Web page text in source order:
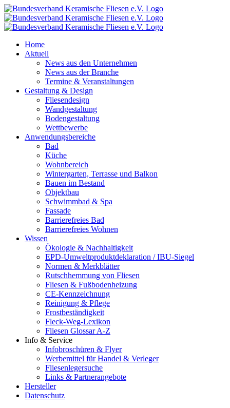
Zum
Inhalt
springen
Home
Aktuell
News aus den Unternehmen
News aus der Branche
Termine & Veranstaltungen
Gestaltung & Design
Fliesendesign
Wandgestaltung
Bodengestaltung
Wettbewerbe
Anwendungsbereiche
Bad
Küche
Wohnbereich
Wintergarten, Terrasse und Balkon
Bauen im Bestand
Objektbau
Schwimmbad & Spa
Fassade
Barrierefreies Bad
Barrierefreies Wohnen
Wissen
Ökologie & Nachhaltigkeit
EPD-Umweltproduktdeklaration / IBU-Siegel
Normen & Merkblätter
Rutschhemmung von Fliesen
Fliesen & Fußbodenheizung
CE-Kennzeichnung
Reinigung & Pflege
Frostbeständigkeit
Fleck-Weg-Lexikon
Fliesen Glossar A-Z
Info & Service
Infobroschüren & Flyer
Werbemittel für Handel & Verleger
Fliesenlegersuche
Links & Partnerangebote
Hersteller
Datenschutz